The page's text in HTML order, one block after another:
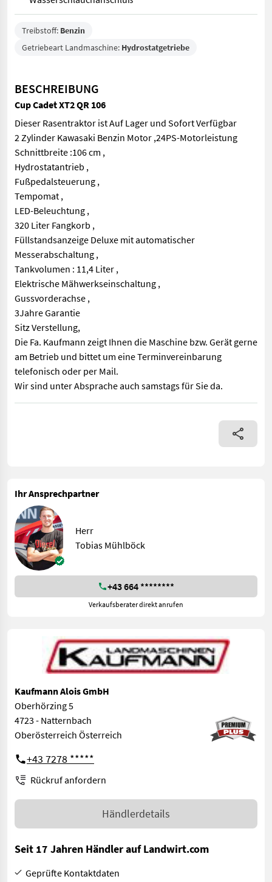
Treibstoff: Benzin
Getriebeart Landmaschine: Hydrostatgetriebe
BESCHREIBUNG
Cup Cadet XT2 QR 106
Dieser Rasentraktor ist Auf Lager und Sofort Verfügbar
2 Zylinder Kawasaki Benzin Motor ,24PS-Motorleistung
Schnittbreite :106 cm ,
Hydrostatantrieb ,
Fußpedalsteuerung ,
Tempomat ,
LED-Beleuchtung ,
320 Liter Fangkorb ,
Füllstandsanzeige Deluxe mit automatischer
Messerabschaltung ,
Tankvolumen : 11,4 Liter ,
Elektrische Mähwerkseinschaltung ,
Gussvorderachse ,
3Jahre Garantie
Sitz Verstellung,
Die Fa. Kaufmann zeigt Ihnen die Maschine bzw. Gerät gerne
am Betrieb und bittet um eine Terminvereinbarung
telefonisch oder per Mail.
Wir sind unter Absprache auch samstags für Sie da.
Dieser Rasentraktor ist Auf Lager und Sofort Verfügbar 2
Ihr Ansprechpartner
Herr
Tobias Mühlböck
+43 664 ********
Verkaufsberater direkt anrufen
Kaufmann Alois GmbH
Oberhörzing 5
4723 - Natternbach
Oberösterreich Österreich
+43 7278 *****
Rückruf anfordern
Händlerdetails
Seit 17 Jahren Händler auf Landwirt.com
Geprüfte Kontaktdaten